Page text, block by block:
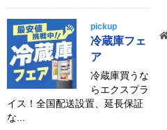
pickup
冷蔵庫フェ
ア
冷蔵庫買うな
らエクスプラ
イス！全国配送設置、延長保証
な...